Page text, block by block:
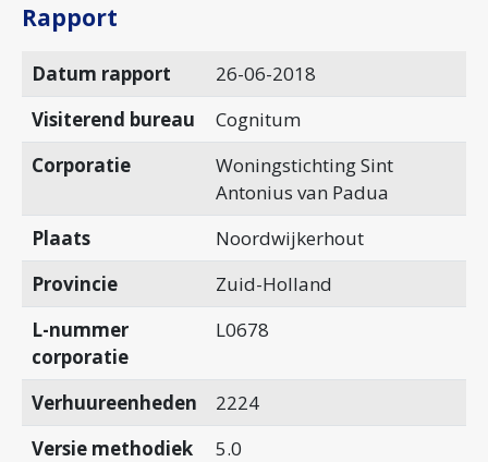
Rapport
Datum rapport
26-06-2018
Visiterend bureau
Cognitum
Corporatie
Woningstichting Sint
Antonius van Padua
Plaats
Noordwijkerhout
Provincie
Zuid-Holland
L-nummer
corporatie
L0678
Verhuureenheden
2224
Versie methodiek
5.0